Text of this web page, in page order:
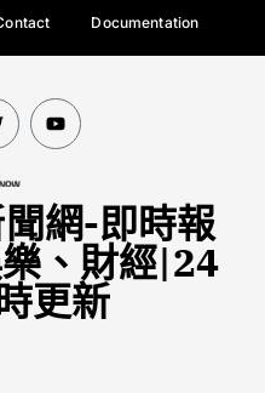
Documentation
網-即時報
、財經|24
更新